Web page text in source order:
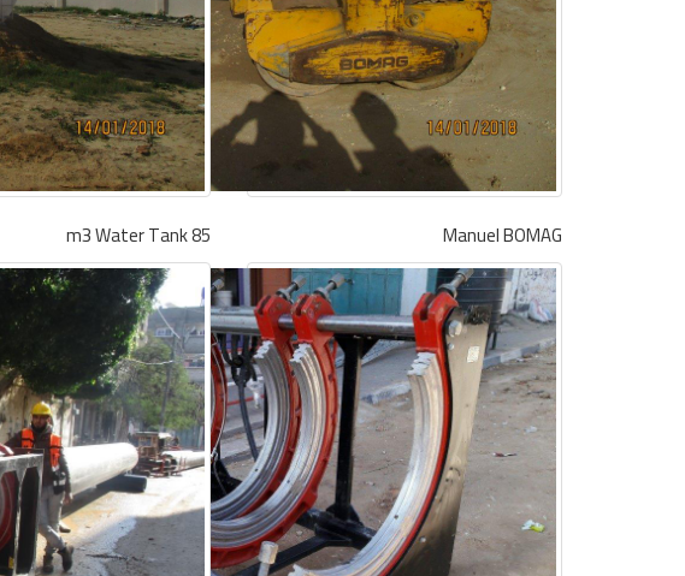
Manuel BOMAG
85 m3 Water Tank